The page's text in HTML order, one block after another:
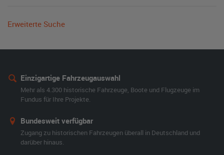
Erweiterte Suche
Einzigartige Fahrzeugauswahl
Mehr als 4.300 historische Fahrzeuge, Boote und Flugzeuge im
Fundus für Ihre Projekte.
Bundesweit verfügbar
Zugang zu historischen Fahrzeugen überall in Deutschland und
darüber hinaus.